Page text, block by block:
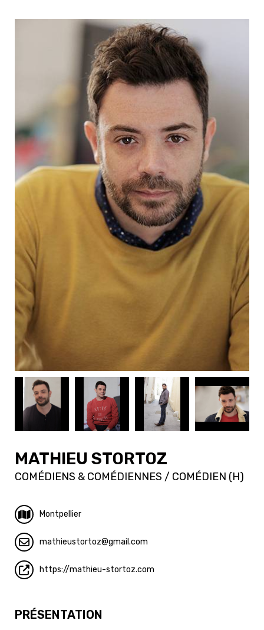
MATHIEU STORTOZ
COMÉDIENS & COMÉDIENNES / COMÉDIEN (H)
Montpellier
mathieustortoz gmail.com
https://mathieu-stortoz.com
PRÉSENTATION